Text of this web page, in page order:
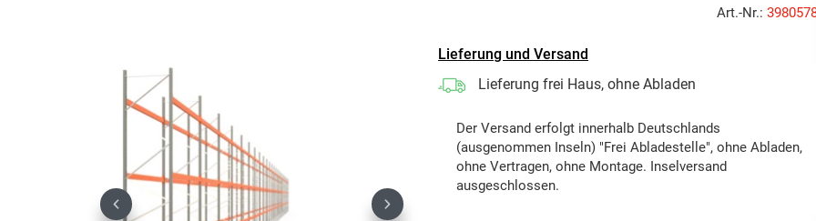
Art.-Nr.:
Previous Next
Lieferung und Versand
Lieferung frei Haus, ohne Abladen
Der Versand erfolgt innerhalb Deutschlands
(ausgenommen Inseln) "Frei Abladestelle", ohne Abladen,
ohne Vertragen, ohne Montage. Inselversand
ausgeschlossen.